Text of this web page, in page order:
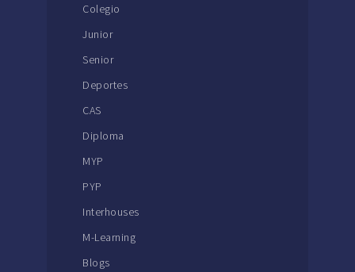
Colegio
Junior
Senior
Deportes
CAS
Diploma
MYP
PYP
Interhouses
M-Learning
Blogs